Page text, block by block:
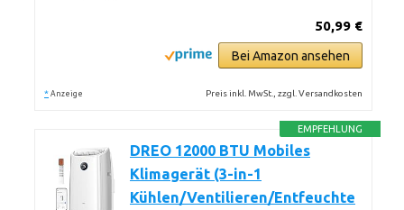
50,99 €
Bei Amazon ansehen
* Anzeige Preis inkl. MwSt., zzgl. Versandkosten
EMPFEHLUNG
DREO 12000 BTU Mobiles
Klimagerät (3-in-1
Kühlen/Ventilieren/Entfeuchte